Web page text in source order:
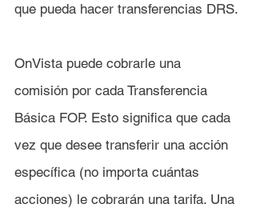
que pueda hacer transferencias DRS.
OnVista puede cobrarle una
comisión por cada Transferencia
Básica FOP. Esto significa que cada
vez que desee transferir una acción
específica (no importa cuántas
acciones) le cobrarán una tarifa. Una